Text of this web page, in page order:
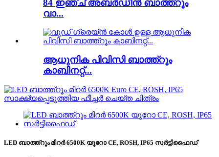
84 ഇഞ്ച് അബർഡീൻ ബാത്ത്റൂം
വാ...
ആധുനിക പിവിസി ബാത്ത്റൂം
കാബിനറ്റ്...
LED ബാത്ത്റൂം മിറർ 6500K യൂറോ CE, ROSH, IP65 സർട്ടിഫൈഡ്